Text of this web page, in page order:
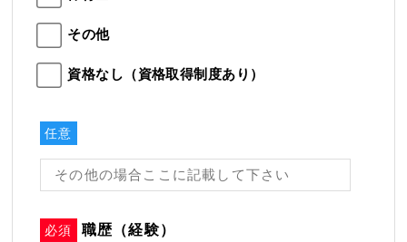
その他
資格なし（資格取得制度あり）
任意
必須 職歴（経験）